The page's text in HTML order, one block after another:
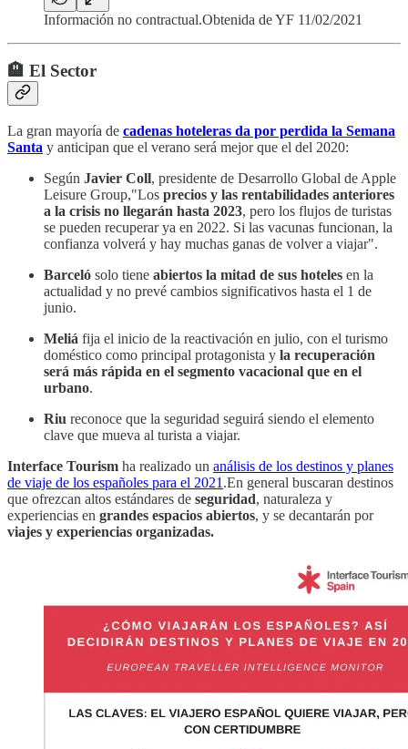
Información no contractual.Obtenida de YF 11/02/2021
🏨 El Sector
La gran mayoría de cadenas hoteleras da por perdida la Semana
Santa y anticipan que el verano será mejor que el del 2020:
Según Javier Coll, presidente de Desarrollo Global de Apple
Leisure Group,"Los precios y las rentabilidades anteriores
a la crisis no llegarán hasta 2023, pero los flujos de turistas
se pueden recuperar ya en 2022. Si las vacunas funcionan, la
confianza volverá y hay muchas ganas de volver a viajar".
Barceló solo tiene abiertos la mitad de sus hoteles en la
actualidad y no prevé cambios significativos hasta el 1 de
junio.
Meliá fija el inicio de la reactivación en julio, con el turismo
doméstico como principal protagonista y la recuperación
será más rápida en el segmento vacacional que en el
urbano.
Riu reconoce que la seguridad seguirá siendo el elemento
clave que mueva al turista a viajar.
Interface Tourism ha realizado un análisis de los destinos y planes
de viaje de los españoles para el 2021 .En general buscaran destinos
que ofrezcan altos estándares de seguridad, naturaleza y
experiencias en grandes espacios abiertos, y se decantarán por
viajes y experiencias organizadas.